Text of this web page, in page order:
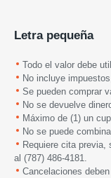
Letra pequeña
Todo el valor debe
No incluye
Se pueden comprar
No se devuelve
Máximo de (1) un
No se puede
Requiere cita previa,
al (787) 486-4181.
Cancelaciones